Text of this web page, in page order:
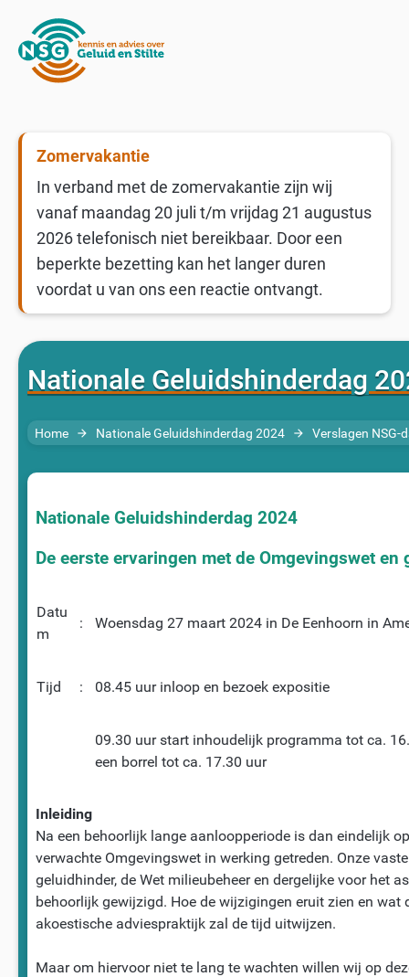
Zomervakantie
In verband met de zomervakantie zijn wij
vanaf maandag 20 juli t/m vrijdag 21 augustus
2026 telefonisch niet bereikbaar. Door een
beperkte bezetting kan het langer duren
voordat u van ons een reactie ontvangt.
Nationale Geluidshinderdag
Home arrow_forward Nationale Geluidshinderdag 2024 arrow_forward Verslagen NSG-
Nationale Geluidshinderdag 2024
De eerste ervaringen met de Omgevingswet en
Datu
m
: Woensdag 27 maart 2024 in De Eenhoorn in
Tijd : 08.45 uur inloop en bezoek expositie
09.30 uur start inhoudelijk programma tot ca.
een borrel tot ca. 17.30 uur
Inleiding
Na een behoorlijk lange aanloopperiode is dan eindelijk
verwachte Omgevingswet in werking getreden. Onze
geluidhinder, de Wet milieubeheer en dergelijke voor het
behoorlijk gewijzigd. Hoe de wijzigingen eruit zien en wat
akoestische adviespraktijk zal de tijd uitwijzen.
Maar om hiervoor niet te lang te wachten willen wij op